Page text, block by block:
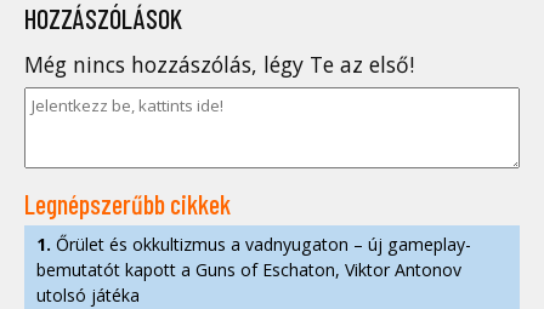
HOZZÁSZÓLÁSOK
Még nincs hozzászólás, légy Te az első!
Legnépszerűbb cikkek
1. Őrület és okkultizmus a vadnyugaton – új gameplay-
bemutatót kapott a Guns of Eschaton, Viktor Antonov
utolsó játéka